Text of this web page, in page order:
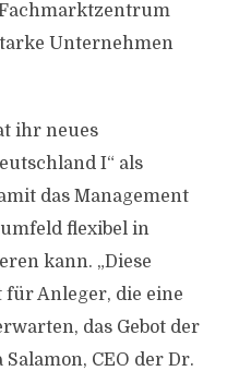
Unternehmen
ihr neues
I“ als
das Management
flexibel in
kann. „Diese
Anleger, die eine
das Gebot der
CEO der Dr.